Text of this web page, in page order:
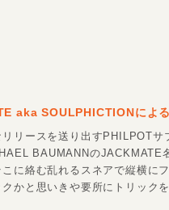
aka SOULPHICTIONによ
リースを送り出すPHILPOTサ
BAUMANNのJACKMATE
に絡む乱れるスネアで縦横に
かと思いきや要所にトリック